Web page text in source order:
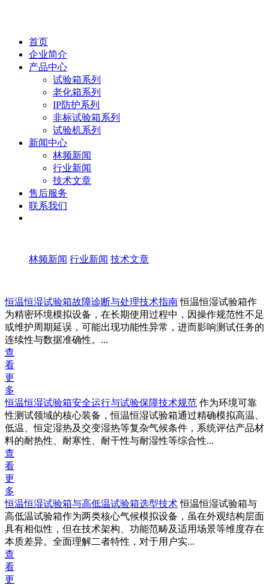
首页
企业简介
产品中心
试验箱系列
老化箱系列
IP防护系列
非标试验箱系列
试验机系列
新闻中心
林频新闻
行业新闻
技术文章
售后服务
联系我们
林频新闻 行业新闻 技术文章
恒温恒湿试验箱故障诊断与处理技术指南 恒温恒湿试验箱作
为精密环境模拟设备，在长期使用过程中，因操作规范性不足
或维护周期延误，可能出现功能性异常，进而影响测试任务的
连续性与数据准确性。...
查
看
更
多
恒温恒湿试验箱安全运行与试验保障技术规范 作为环境可靠
性测试领域的核心装备，恒温恒湿试验箱通过精确模拟高温、
低温、恒定湿热及交变湿热等复杂气候条件，系统评估产品材
料的耐热性、耐寒性、耐干性与耐湿性等综合性...
查
看
更
多
恒温恒湿试验箱与高低温试验箱选型技术 恒温恒湿试验箱与
高低温试验箱作为两类核心气候模拟设备，虽在外观结构层面
具有相似性，但在技术架构、功能范畴及适用场景等维度存在
本质差异。全面理解二者特性，对于用户实...
查
看
更